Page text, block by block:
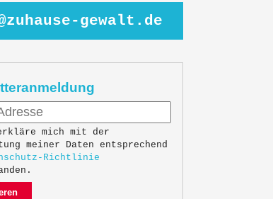
gewalt.de
mich mit der
meiner Daten entsprechend
Richtlinie